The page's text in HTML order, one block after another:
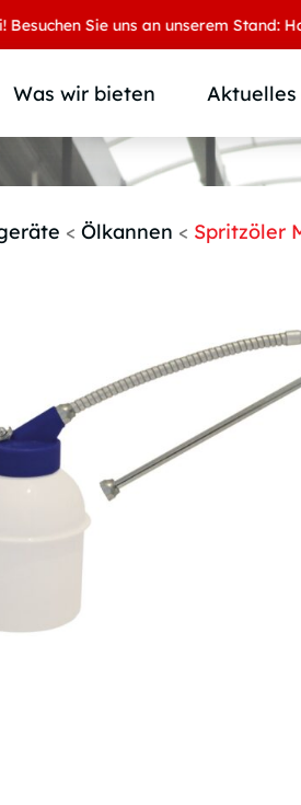
Sie uns an unserem Stand: Halle
Was wir bieten Aktuelles
< Ölkannen < Spritzöler